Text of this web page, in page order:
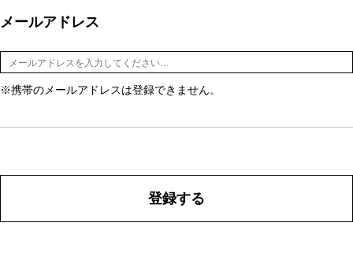
メールアドレス
※携帯のメールアドレスは登録できません。
登録する